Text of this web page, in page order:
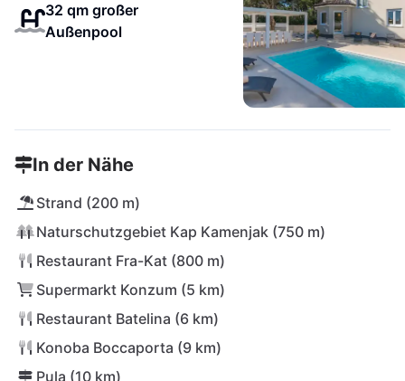
32 qm großer
Außenpool
In der Nähe
Strand (200 m)
Naturschutzgebiet Kap Kamenjak (750 m)
Restaurant Fra-Kat (800 m)
Supermarkt Konzum (5 km)
Restaurant Batelina (6 km)
Konoba Boccaporta (9 km)
Pula (10 km)